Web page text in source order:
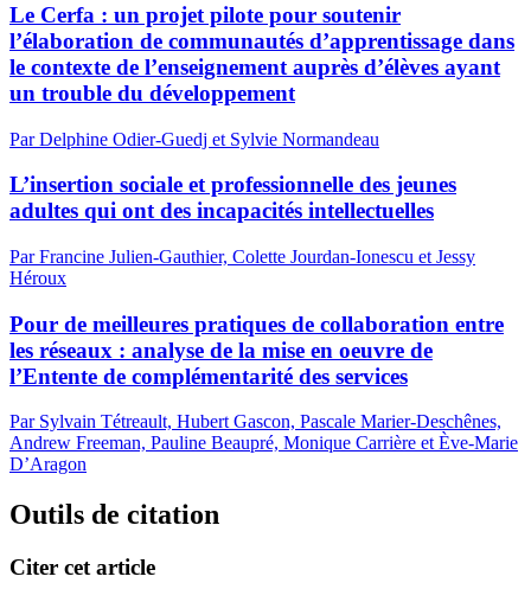
Le Cerfa : un projet pilote pour soutenir
l’élaboration de communautés d’apprentissage dans
le contexte de l’enseignement auprès d’élèves ayant
un trouble du développement
Par Delphine Odier-Guedj et Sylvie Normandeau
L’insertion sociale et professionnelle des jeunes
adultes qui ont des incapacités intellectuelles
Par Francine Julien-Gauthier, Colette Jourdan-Ionescu et Jessy
Héroux
Pour de meilleures pratiques de collaboration entre
les réseaux : analyse de la mise en oeuvre de
l’Entente de complémentarité des services
Par Sylvain Tétreault, Hubert Gascon, Pascale Marier-Deschênes,
Andrew Freeman, Pauline Beaupré, Monique Carrière et Ève-Marie
D’Aragon
Outils de citation
Citer cet article